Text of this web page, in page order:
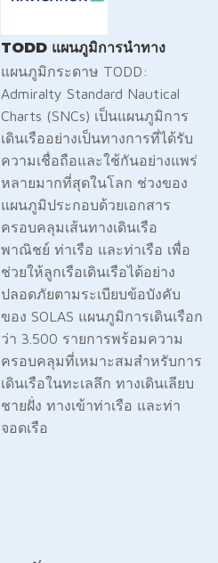
TODD แผนภูมิการนำทาง
แผนภูมิกระดาษ TODD:
Admiralty Standard Nautical
Charts (SNCs) เป็นแผนภูมิการ
เดินเรืออย่างเป็นทางการที่ได้รับ
ความเชื่อถือและใช้กันอย่างแพร่
หลายมากที่สุดในโลก ช่วงของ
แผนภูมิประกอบด้วยเอกสาร
ครอบคลุมเส้นทางเดินเรือ
พาณิชย์ ท่าเรือ และท่าเรือ เพื่อ
ช่วยให้ลูกเรือเดินเรือได้อย่าง
ปลอดภัยตามระเบียบข้อบังคับ
ของ SOLAS แผนภูมิการเดินเรือก
ว่า 3.500 รายการพร้อมความ
ครอบคลุมที่เหมาะสมสำหรับการ
เดินเรือในทะเลลึก ทางเดินเลียบ
ชายฝั่ง ทางเข้าท่าเรือ และท่า
จอดเรือ